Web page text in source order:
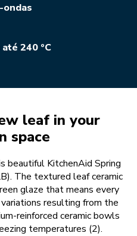
ondas
240 ºC
leaf in your
space
beautiful KitchenAid Spring
The textured leaf ceramic
glaze that means every
resulting from the
reinforced ceramic bowls
temperatures (2).